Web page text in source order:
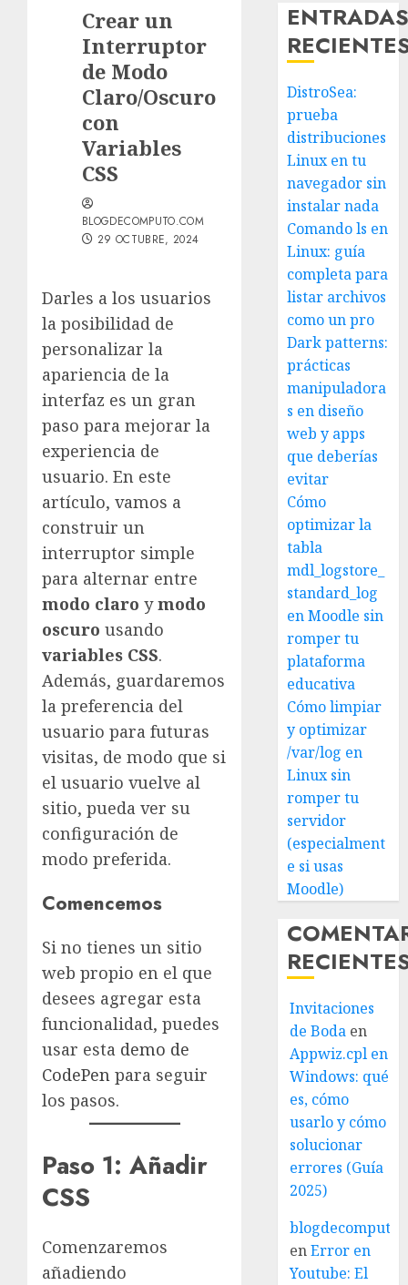
Crear un
Interruptor
de Modo
Claro/Oscuro
con
Variables
CSS
BLOGDECOMPUTO.COM
29 OCTUBRE, 2024
Darles a los usuarios
la posibilidad de
personalizar la
apariencia de la
interfaz es un gran
paso para mejorar la
experiencia de
usuario. En este
artículo, vamos a
construir un
interruptor simple
para alternar entre
modo claro ymodo
oscuro usando
variables CSS.
Además, guardaremos
la preferencia del
usuario para futuras
visitas, de modo que si
el usuario vuelve al
sitio, pueda ver su
configuración de
modo preferida.
Comencemos
Si no tienes un sitio
web propio en el que
desees agregar esta
funcionalidad, puedes
usar esta demo de
CodePen para seguir
los pasos.
Paso 1: Añadir
CSS
Comenzaremos
añadiendo
DistroSea:
prueba
distribuciones
Linux en tu
navegador sin
instalar nada
Comando ls en
Linux: guía
completa para
listar archivos
como un pro
Dark patterns:
prácticas
manipuladora
s en diseño
web y apps
que deberías
evitar
Cómo
optimizar la
tabla
mdl_logstore_
standard_log
en Moodle sin
romper tu
plataforma
educativa
Cómo limpiar
y optimizar
/var/log en
Linux sin
romper tu
servidor
(especialment
e si usas
Moodle)
Invitaciones
de Boda en
Appwiz.cpl en
Windows: qué
es, cómo
usarlo y cómo
solucionar
errores (Guía
2025)
enError en
Youtube: El